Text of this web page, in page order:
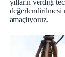
yılların verdiği
değerlendirilmesi
amaçlıyoruz.